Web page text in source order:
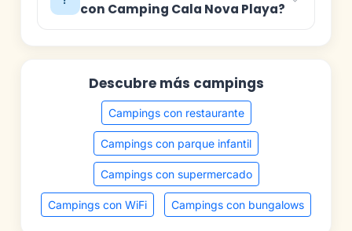
con Camping Cala Nova Playa?
Descubre más campings
Campings con restaurante
Campings con parque infantil
Campings con supermercado
Campings con WiFi Campings con bungalows